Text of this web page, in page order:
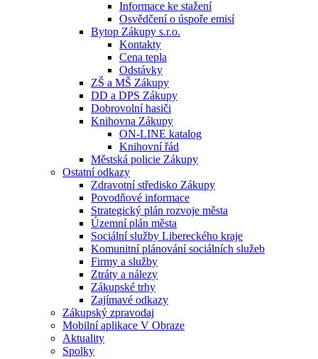
Informace ke stažení
Osvědčení o úspoře emisí
Bytop Zákupy s.r.o.
Kontakty
Cena tepla
Odstávky
ZŠ a MŠ Zákupy
DD a DPS Zákupy
Dobrovolní hasiči
Knihovna Zákupy
ON-LINE katalog
Knihovní řád
Městská policie Zákupy
Ostatní odkazy
Zdravotní středisko Zákupy
Povodňové informace
Strategický plán rozvoje města
Územní plán města
Sociální služby Libereckého kraje
Komunitní plánování sociálních služeb
Firmy a služby
Ztráty a nálezy
Zákupské trhy
Zajímavé odkazy
Zákupský zpravodaj
Mobilní aplikace V Obraze
Aktuality
Spolky